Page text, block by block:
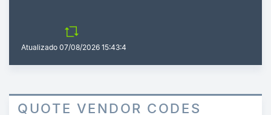
Atualizado 07/08/2026 15:43:4
QUOTE VENDOR CODES